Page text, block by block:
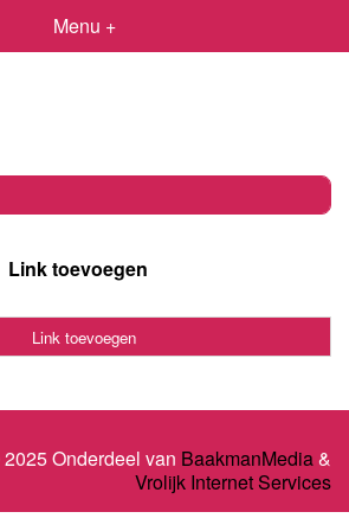
Menu +
Link toevoegen
Link toevoegen
Onderdeel van BaakmanMedia&
Vrolijk Internet Services